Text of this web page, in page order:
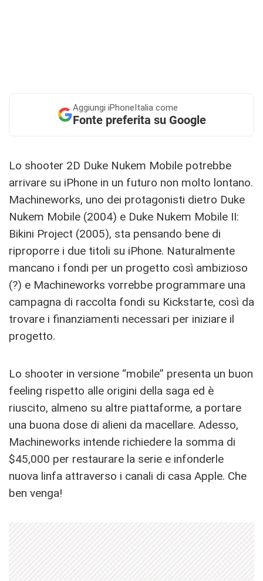
Aggiungi iPhoneItalia come
Fonte preferita su Google
Lo shooter 2D Duke Nukem Mobile potrebbe
arrivare su iPhone in un futuro non molto lontano.
Machineworks, uno dei protagonisti dietro Duke
Nukem Mobile (2004) e Duke Nukem Mobile II:
Bikini Project (2005), sta pensando bene di
riproporre i due titoli su iPhone. Naturalmente
mancano i fondi per un progetto così ambizioso
(?) e Machineworks vorrebbe programmare una
campagna di raccolta fondi su Kickstarte, così da
trovare i finanziamenti necessari per iniziare il
progetto.
Lo shooter in versione “mobile” presenta un buon
feeling rispetto alle origini della saga ed è
riuscito, almeno su altre piattaforme, a portare
una buona dose di alieni da macellare. Adesso,
Machineworks intende richiedere la somma di
$45,000 per restaurare la serie e infonderle
nuova linfa attraverso i canali di casa Apple. Che
ben venga!